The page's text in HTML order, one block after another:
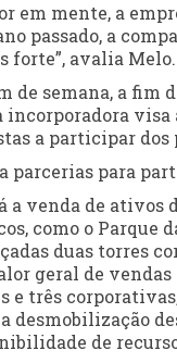
em mente, a
passado, a
forte”, avalia Melo.
de semana, a fim
incorporadora
a participar dos
parcerias para
a venda de
como o Parque
duas torres
geral de vendas
e três
desmobilização
de